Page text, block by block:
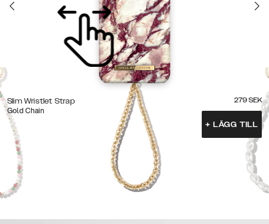
Slim Wristlet Strap
Gold Chain
279 SEK
+ LÄGG TILL